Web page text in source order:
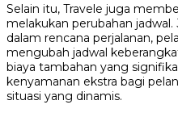
Selain itu, Travele juga
melakukan perubahan
dalam rencana perjalanan,
mengubah jadwal
biaya tambahan yang
kenyamanan ekstra bagi
situasi yang dinamis.